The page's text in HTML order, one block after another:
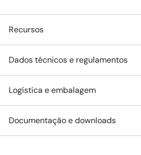
Recursos
Dados técnicos e regulamentos
Logística e embalagem
Documentação e downloads